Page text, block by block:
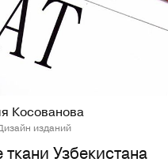
Косованова
изданий
Узбекистана